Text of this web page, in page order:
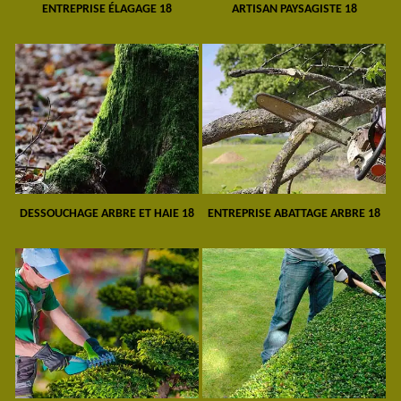
ENTREPRISE ÉLAGAGE 18 ARTISAN PAYSAGISTE 18
DESSOUCHAGE ARBRE ET HAIE 18 ENTREPRISE ABATTAGE ARBRE 18